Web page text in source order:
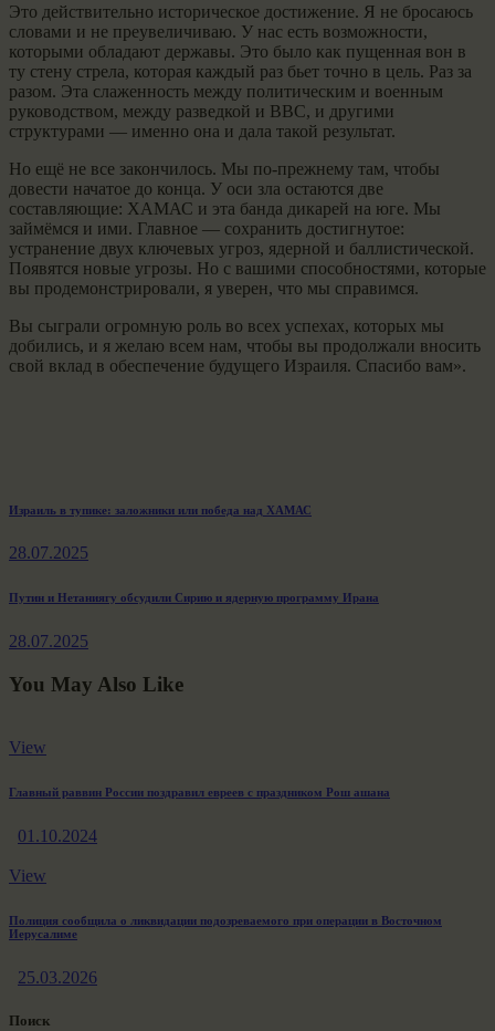
Это действительно историческое достижение. Я не бросаюсь
словами и не преувеличиваю. У нас есть возможности,
которыми обладают державы. Это было как пущенная вон в
ту стену стрела, которая каждый раз бьет точно в цель. Раз за
разом. Эта слаженность между политическим и военным
руководством, между разведкой и ВВС, и другими
структурами — именно она и дала такой результат.
Но ещё не все закончилось. Мы по-прежнему там, чтобы
довести начатое до конца. У оси зла остаются две
составляющие: ХАМАС и эта банда дикарей на юге. Мы
займёмся и ими. Главное — сохранить достигнутое:
устранение двух ключевых угроз, ядерной и баллистической.
Появятся новые угрозы. Но с вашими способностями, которые
вы продемонстрировали, я уверен, что мы справимся.
Вы сыграли огромную роль во всех успехах, которых мы
добились, и я желаю всем нам, чтобы вы продолжали вносить
свой вклад в обеспечение будущего Израиля. Спасибо вам».
Навигация
по
Previous
Израиль в тупике: заложники или победа над ХАМАС
28.07.2025
Next
Путин и Нетаниягу обсудили Сирию и ядерную программу Ирана
28.07.2025
You May Also Like
View
Главный раввин России поздравил евреев с праздником Рош ашана
01.10.2024
View
Полиция сообщила о ликвидации подозреваемого при операции в Восточном
Иерусалиме
25.03.2026
Поиск